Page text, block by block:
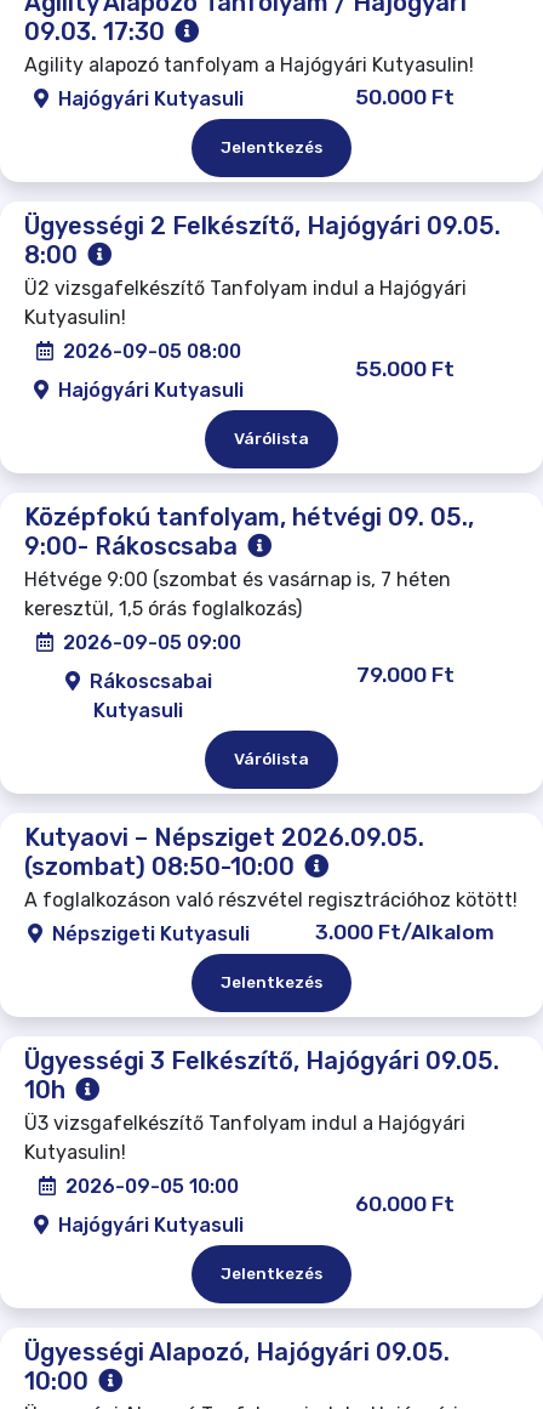
09.03. 17:30
Agility alapozó tanfolyam a Hajógyári Kutyasulin!
Hajógyári Kutyasuli
50.000 Ft
Jelentkezés
Ügyességi 2 Felkészítő, Hajógyári 09.05.
8:00
Ü2 vizsgafelkészítő Tanfolyam indul a Hajógyári
Kutyasulin!
2026-09-05 08:00
Hajógyári Kutyasuli
55.000 Ft
Várólista
Középfokú tanfolyam, hétvégi 09. 05.,
9:00- Rákoscsaba
Hétvége 9:00 (szombat és vasárnap is, 7 héten
keresztül, 1,5 órás foglalkozás)
2026-09-05 09:00
Rákoscsabai
Kutyasuli
79.000 Ft
Várólista
Kutyaovi – Népsziget 2026.09.05.
(szombat) 08:50-10:00
A foglalkozáson való részvétel regisztrációhoz kötött!
Népszigeti Kutyasuli
3.000 Ft/Alkalom
Jelentkezés
Ügyességi 3 Felkészítő, Hajógyári 09.05.
10h
Ü3 vizsgafelkészítő Tanfolyam indul a Hajógyári
Kutyasulin!
2026-09-05 10:00
Hajógyári Kutyasuli
60.000 Ft
Jelentkezés
Ügyességi Alapozó, Hajógyári 09.05.
10:00